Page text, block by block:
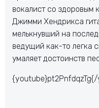
вокалист со здоровым
Джимми Хендрикса
мелькнувший на
ведущий как-то легка
умаляет достоинств